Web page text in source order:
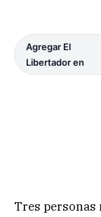
Agregar El
Libertador en
Tres